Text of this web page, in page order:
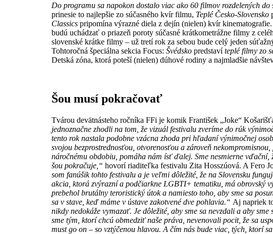
Do programu sa napokon dostalo viac ako 60 filmov rozdelených
prinesie to najlepšie zo súčasného kvír filmu, Teplé Česko-Slovensko
Classics pripomína výrazné diela z dejín (nielen) kvír
budú uchádzať o priazeň poroty súčasné krátkometrážne filmy z
slovenské krátke filmy – už tretí rok za sebou bude celý jeden
Tohtoročná špeciálna sekcia Focus: Švédsko predstavíteplé filmy zo
Detská zóna, ktorá poteší (nielen) dúhové rodiny a najmladšie
Šou musí pokračovať
Tvárou devätnásteho ročníka FFi je komik František „Joke“
jednoznačne zhodli na tom, že vizuál festivalu zveríme do rúk
tento rok nastala podobne vzácna zhoda pri hľadaní výnimočnej
svojou bezprostrednosťou, otvorenosťou a zároveň
náročnému obdobiu, pomáha nám ísť ďalej. Sme nesmierne
šou pokračuje,“ hovorí riaditeľka festivalu Zita Hosszúová. A Fero
som fanúšik tohto festivalu a je veľmi dôležité, že na Slovensku
akcia, ktorá zvýrazní a podčiarkne LGBTI+ tematiku, má obrovský
prebehol brutálny teroristický útok a namiesto toho, aby sme sa
sa v stave, keď máme v ústave zakotvené dve pohlavia.“ Aj napriek
nikdy nedokáže vymazať. Je dôležité, aby sme sa nevzdali a aby
sme tým, ktorí chcú obmedziť naše práva, nevenovali pocit, že sa
must go on – so vztýčenou hlavou. A čím nás bude viac, tých, ktorí